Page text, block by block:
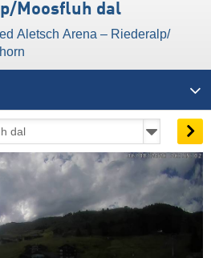
Moosfluh dal
Aletsch Arena – Riederalp/​